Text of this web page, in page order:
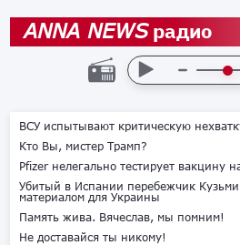
ANNA NEWSрадио
ВСУ испытывают критическую
Кто Вы, мистер Трамп?
Pfizer нелегально тестирует вакцину
Убитый в Испании перебежчик
материалом для Украины
Память жива. Вячеслав, мы помним!
Не доставайся ты никому!